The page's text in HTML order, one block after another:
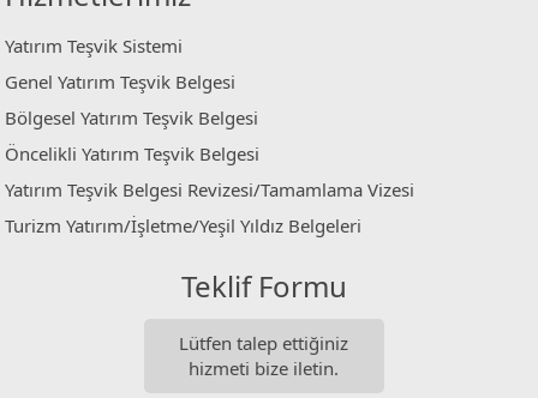
Yatırım Teşvik Sistemi
Genel Yatırım Teşvik Belgesi
Bölgesel Yatırım Teşvik Belgesi
Öncelikli Yatırım Teşvik Belgesi
Yatırım Teşvik Belgesi Revizesi/Tamamlama Vizesi
Turizm Yatırım/İşletme/Yeşil Yıldız Belgeleri
Teklif Formu
Lütfen talep ettiğiniz
hizmeti bize iletin.